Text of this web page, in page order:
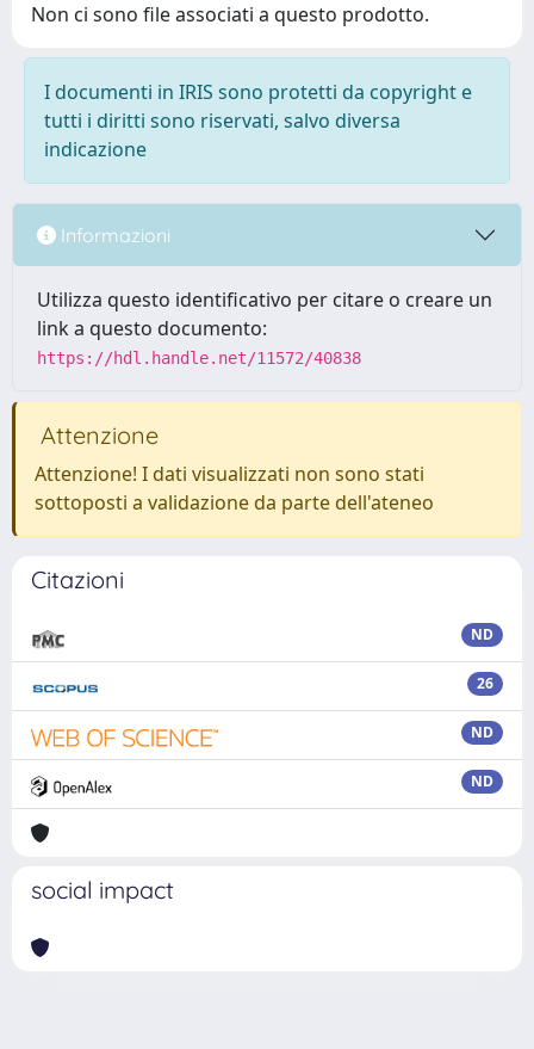
Non ci sono file associati a questo prodotto.
I documenti in IRIS sono protetti da copyright e
tutti i diritti sono riservati, salvo diversa
indicazione
Informazioni
Utilizza questo identificativo per citare o creare un
link a questo documento:
https://hdl.handle.net/11572/40838
Attenzione
Attenzione! I dati visualizzati non sono stati
sottoposti a validazione da parte dell'ateneo
Citazioni
ND
26
ND
ND
social impact